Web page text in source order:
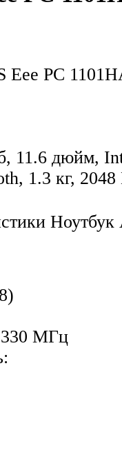
PC
11.6 дюйм,
1.3 кг,
Ноутбук
МГц